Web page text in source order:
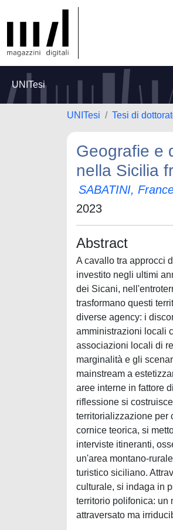
UNITesi
UNITesi Tesi di
Geografie e
nella Sicilia
SABATINI,
2023
Abstract
A cavallo tra approcci
investito negli ultimi
dei Sicani,
trasformano questi
diverse agency: i
amministrazioni locali
associazioni locali di
marginalità e gli
mainstream a
aree interne in fattore
riflessione si
territorializzazione per
cornice teorica, si
interviste itineranti,
un'area montano-
turistico siciliano.
culturale, si indaga in
territorio polifonica: un
attraversato ma